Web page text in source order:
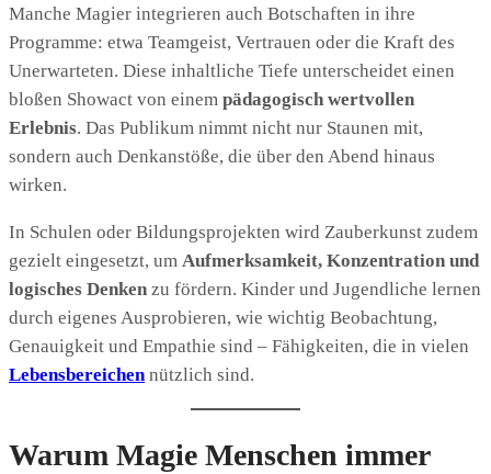
Manche Magier integrieren auch Botschaften in ihre
Programme: etwa Teamgeist, Vertrauen oder die Kraft des
Unerwarteten. Diese inhaltliche Tiefe unterscheidet einen
bloßen Showact von einem pädagogisch wertvollen
Erlebnis. Das Publikum nimmt nicht nur Staunen mit,
sondern auch Denkanstöße, die über den Abend hinaus
wirken.
In Schulen oder Bildungsprojekten wird Zauberkunst zudem
gezielt eingesetzt, um Aufmerksamkeit, Konzentration und
logisches Denken zu fördern. Kinder und Jugendliche lernen
durch eigenes Ausprobieren, wie wichtig Beobachtung,
Genauigkeit und Empathie sind – Fähigkeiten, die in vielen
Lebensbereichennützlich sind.
Warum Magie Menschen immer